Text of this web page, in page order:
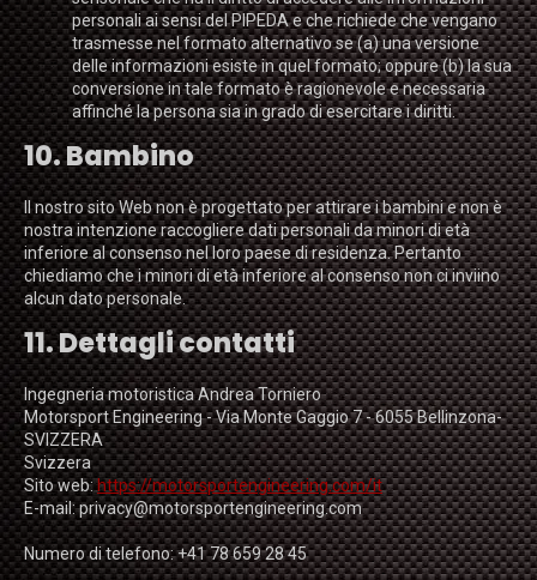
personali ai sensi del PIPEDA e che richiede che vengano
trasmesse nel formato alternativo se (a) una versione
delle informazioni esiste in quel formato; oppure (b) la sua
conversione in tale formato è ragionevole e necessaria
affinché la persona sia in grado di esercitare i diritti.
10. Bambino
Il nostro sito Web non è progettato per attirare i bambini e non è
nostra intenzione raccogliere dati personali da minori di età
inferiore al consenso nel loro paese di residenza. Pertanto
chiediamo che i minori di età inferiore al consenso non ci inviino
alcun dato personale.
11. Dettagli contatti
Ingegneria motoristica Andrea Torniero
Motorsport Engineering - Via Monte Gaggio 7 - 6055 Bellinzona-
SVIZZERA
Svizzera
Sito web:https://motorsportengineering.com/it
E-mail:privacy@motorsportengineering.com
Numero di telefono: +41 78 659 28 45